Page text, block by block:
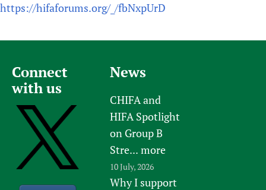
https://hifaforums.org/_/fbNxpUrD
Connect
with us
News
CHIFA and
HIFA Spotlight
on Group B
Stre... more
10 July, 2026
Why I support